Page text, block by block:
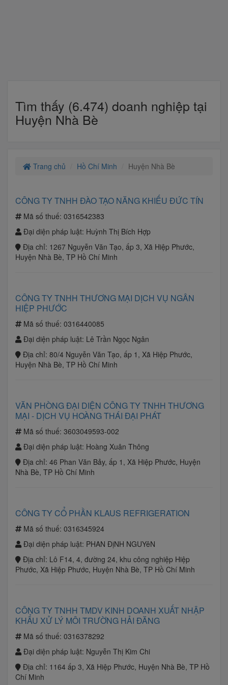
Tìm thấy (6.474) doanh nghiệp tại
Huyện Nhà Bè
Trang chủ Hồ Chí Minh Huyện Nhà Bè
CÔNG TY TNHH ĐÀO TẠO NĂNG KHIẾU ĐỨC TÍN
Mã số thuế: 0316542383
Đại diện pháp luật: Huỳnh Thị Bích Hợp
Địa chỉ: 1267 Nguyễn Văn Tạo, ấp 3, Xã Hiệp Phước,
Huyện Nhà Bè, TP Hồ Chí Minh
CÔNG TY TNHH THƯƠNG MẠI DỊCH VỤ NGÂN
HIỆP PHƯỚC
Mã số thuế: 0316440085
Đại diện pháp luật: Lê Trần Ngọc Ngân
Địa chỉ: 80/4 Nguyễn Văn Tạo, ấp 1, Xã Hiệp Phước,
Huyện Nhà Bè, TP Hồ Chí Minh
VĂN PHÒNG ĐẠI DIỆN CÔNG TY TNHH THƯƠNG
MẠI - DỊCH VỤ HOÀNG THÁI ĐẠI PHÁT
Mã số thuế: 3603049593-002
Đại diện pháp luật: Hoàng Xuân Thông
Địa chỉ: 46 Phan Văn Bảy, ấp 1, Xã Hiệp Phước, Huyện
Nhà Bè, TP Hồ Chí Minh
CÔNG TY CỔ PHẦN KLAUS REFRIGERATION
Mã số thuế: 0316345924
Đại diện pháp luật: PHAN ĐịNH NGUYêN
Địa chỉ: Lô F14, 4, đường 24, khu công nghiệp Hiệp
Phước, Xã Hiệp Phước, Huyện Nhà Bè, TP Hồ Chí Minh
CÔNG TY TNHH TMDV KINH DOANH XUẤT NHẬP
KHẨU XỬ LÝ MÔI TRƯỜNG HẢI ĐĂNG
Mã số thuế: 0316378292
Đại diện pháp luật: Nguyễn Thị Kim Chi
Địa chỉ: 1164 ấp 3, Xã Hiệp Phước, Huyện Nhà Bè, TP Hồ
Chí Minh